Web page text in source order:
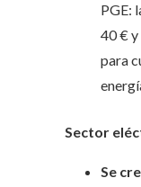
PGE:
40 €
para
Sector
Se